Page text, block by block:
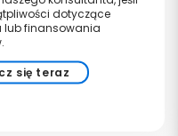
dotyczące
lub finansowania
się teraz